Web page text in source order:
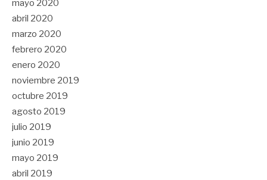
mayo 2020
abril 2020
marzo 2020
febrero 2020
enero 2020
noviembre 2019
octubre 2019
agosto 2019
julio 2019
junio 2019
mayo 2019
abril 2019